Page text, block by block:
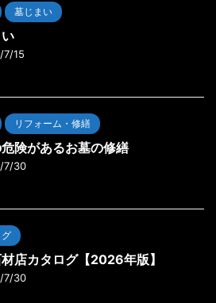
墓じまい
7/15
リフォーム・修繕
険があるお墓の修繕
7/30
店カタログ【2026年版】
7/30